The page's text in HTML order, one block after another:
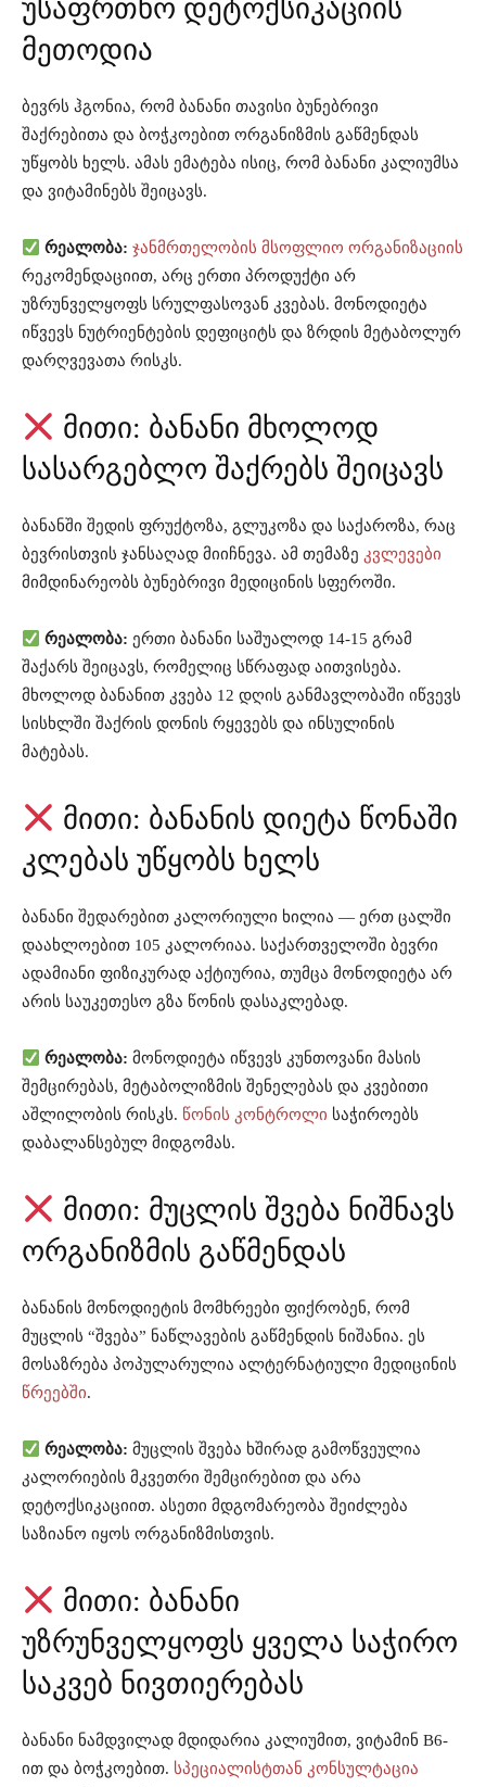
უსაფრთხო დეტოქსიკაციის
მეთოდია
ბევრს ჰგონია, რომ ბანანი თავისი ბუნებრივი
შაქრებითა და ბოჭკოებით ორგანიზმის გაწმენდას
უწყობს ხელს. ამას ემატება ისიც, რომ ბანანი კალიუმსა
და ვიტამინებს შეიცავს.
რეალობა: ჯანმრთელობის მსოფლიო ორგანიზაციის
რეკომენდაციით, არც ერთი პროდუქტი არ
უზრუნველყოფს სრულფასოვან კვებას. მონოდიეტა
იწვევს ნუტრიენტების დეფიციტს და ზრდის მეტაბოლურ
დარღვევათა რისკს.
მითი: ბანანი მხოლოდ
სასარგებლო შაქრებს შეიცავს
ბანანში შედის ფრუქტოზა, გლუკოზა და საქაროზა, რაც
ბევრისთვის ჯანსაღად მიიჩნევა. ამ თემაზე კვლევები
მიმდინარეობს ბუნებრივი მედიცინის სფეროში.
რეალობა: ერთი ბანანი საშუალოდ 14-15 გრამ
შაქარს შეიცავს, რომელიც სწრაფად აითვისება.
მხოლოდ ბანანით კვება 12 დღის განმავლობაში იწვევს
სისხლში შაქრის დონის რყევებს და ინსულინის
მატებას.
მითი: ბანანის დიეტა წონაში
კლებას უწყობს ხელს
ბანანი შედარებით კალორიული ხილია — ერთ ცალში
დაახლოებით 105 კალორიაა. საქართველოში ბევრი
ადამიანი ფიზიკურად აქტიურია, თუმცა მონოდიეტა არ
არის საუკეთესო გზა წონის დასაკლებად.
რეალობა: მონოდიეტა იწვევს კუნთოვანი მასის
შემცირებას, მეტაბოლიზმის შენელებას და კვებითი
აშლილობის რისკს. წონის კონტროლი საჭიროებს
დაბალანსებულ მიდგომას.
მითი: მუცლის შვება ნიშნავს
ორგანიზმის გაწმენდას
ბანანის მონოდიეტის მომხრეები ფიქრობენ, რომ
მუცლის “შვება” ნაწლავების გაწმენდის ნიშანია. ეს
მოსაზრება პოპულარულია ალტერნატიული მედიცინის
წრეებში.
რეალობა: მუცლის შვება ხშირად გამოწვეულია
კალორიების მკვეთრი შემცირებით და არა
დეტოქსიკაციით. ასეთი მდგომარეობა შეიძლება
საზიანო იყოს ორგანიზმისთვის.
მითი: ბანანი
უზრუნველყოფს ყველა საჭირო
საკვებ ნივთიერებას
ბანანი ნამდვილად მდიდარია კალიუმით, ვიტამინ B6-
ით და ბოჭკოებით. სპეციალისტთან კონსულტაცია